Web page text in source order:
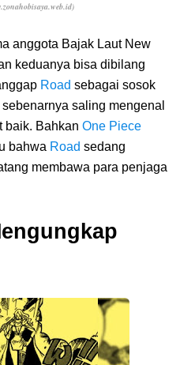
anggota Bajak Laut New
keduanya bisa dibilang
Road sebagai sosok
saling mengenal
baik. Bahkan One Piece
bahwa Road sedang
membawa para penjaga